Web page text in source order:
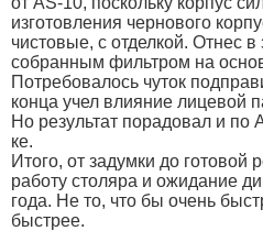
изготовления чернового
чистовые, с отделкой. Отнес
собранным фильтром на
Потребовалось чуток
конца учел влияние лицевой
Но результат порадовал и
ке.
Итого, от задумки до готовой
работу столяра и ожидание
года. Не то, что бы очень
быстрее.